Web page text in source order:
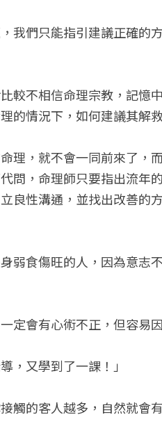
我們只能指引建議正確的
較不相信命理宗教，記憶
的情況下，如何建議其解救
理，就不會一同前來了，
問，命理師只要指出流年
良性溝通，並找出改善的
弱食傷旺的人，因為意志
定會有心術不正，但容易
，又學到了一課！」
觸的客人越多，自然就會